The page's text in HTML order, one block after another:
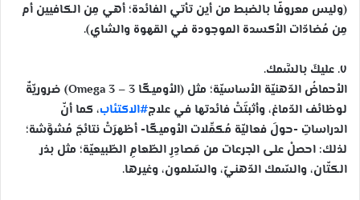
(وليس معروفًا بالضبط من أين تأتي الفائدة؛ أهي مِن الكافيين أم
مِن مُضادّات الأكسدة الموجودة في القهوة والشاي).
٧. عليكَ بالسَّمك.
الأحماضُ الدّهنيّة الأساسيّة؛ مثل (الأوميگا 3 – Omega 3) ضروريّةٌ
لوظائف الدّماغ، وأثبتَتْ فائدتها في علاج#الاكتئاب، كما أنّ
الدراساتِ -حولَ فعاليّة مُكمِّلات الأوميگا- أظهرَتْ نتائجَ مُشوَّشة؛
لذلك: احصلْ على الجرعات من مَصادِرِ الطّعامِ الطّبيعيّة؛ مثل بذر
الكتّان، والسّمك الدّهنيّ، والسّلمون، وغيرها.